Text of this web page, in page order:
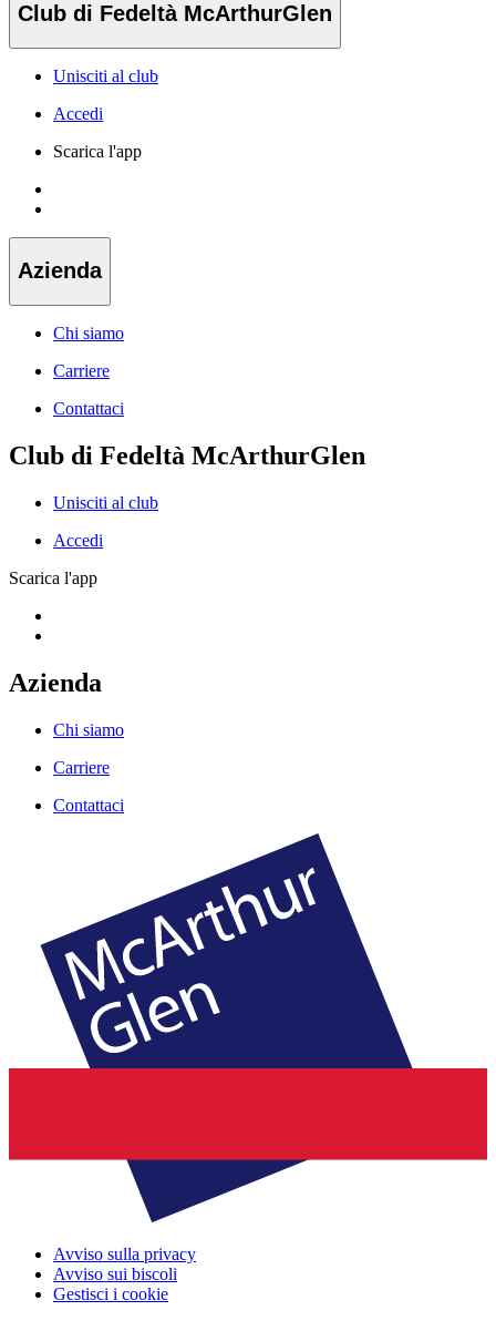
Club di Fedeltà McArthurGlen
Unisciti al club
Accedi
Scarica l'app
Azienda
Chi siamo
Carriere
Contattaci
Club di Fedeltà McArthurGlen
Unisciti al club
Accedi
Scarica l'app
Azienda
Chi siamo
Carriere
Contattaci
Avviso sulla privacy
Avviso sui biscoli
Gestisci i cookie